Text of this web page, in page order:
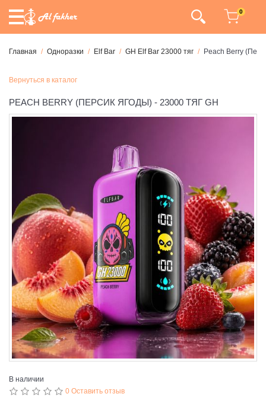
0
Главная Одноразки Elf Bar GH Elf Bar 23000 тяг Peach Berry
Вернуться в каталог
PEACH BERRY (ПЕРСИК ЯГОДЫ) - 23000 ТЯГ GH
В наличии
0 Оставить отзыв